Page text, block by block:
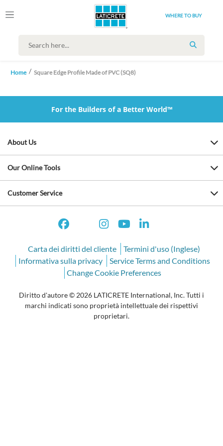
WHERE TO BUY
SEARCH
Home Square Edge Profile Made of PVC (SQ8)
For the Builders of a Better World™
About Us
Our Online Tools
Customer Service
Carta dei diritti del cliente
Termini d'uso (Inglese)
Informativa sulla privacy
Service Terms and Conditions
Change Cookie Preferences
Diritto d'autore © 2026 LATICRETE International, Inc. Tutti i
marchi indicati sono proprietà intellettuale dei rispettivi
proprietari.